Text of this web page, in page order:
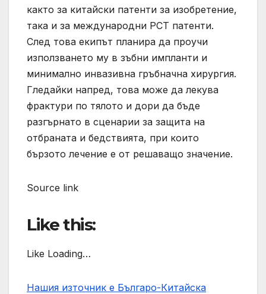
както за китайски патенти за изобретение,
така и за международни PCT патенти.
След това екипът планира да проучи
използването му в зъбни импланти и
минимално инвазивна гръбначна хирургия.
Гледайки напред, това може да лекува
фрактури по тялото и дори да бъде
разгърнато в сценарии за защита на
отбраната и бедствията, при които
бързото лечение е от решаващо значение.
Source link
Like this:
Like Loading…
Нашия източник е Българо-Китайска